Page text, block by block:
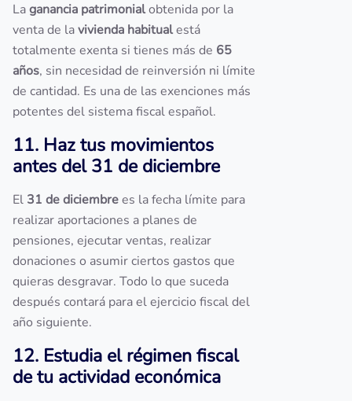
Laganancia patrimonialobtenida por la
venta de lavivienda habitualestá
totalmente exenta si tienes más de 65
años, sin necesidad de reinversión ni límite
de cantidad. Es una de las exenciones más
potentes del sistema fiscal español.
11. Haz tus movimientos
antes del 31 de diciembre
El 31 de diciembrees la fecha límite para
realizar aportaciones a planes de
pensiones, ejecutar ventas, realizar
donaciones o asumir ciertos gastos que
quieras desgravar. Todo lo que suceda
después contará para el ejercicio fiscal del
año siguiente.
12. Estudia el régimen fiscal
de tu actividad económica